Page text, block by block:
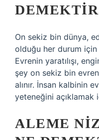
On sekiz bin dünya,
olduğu her durum için
Evrenin yaratılışı,
şey on sekiz bin
alınır. İnsan kalbinin
yeteneğini açıklamak
ALEME